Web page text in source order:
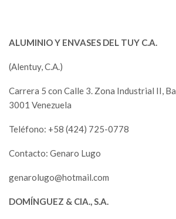
ALUMINIO Y ENVASES DEL TUY C.A.
(Alentuy, C.A.)
Carrera 5 con Calle 3. Zona Industrial II,
3001 Venezuela
Teléfono: +58 (424) 725-0778
Contacto: Genaro Lugo
genarolugo@hotmail.com
DOMÍNGUEZ & CIA., S.A.